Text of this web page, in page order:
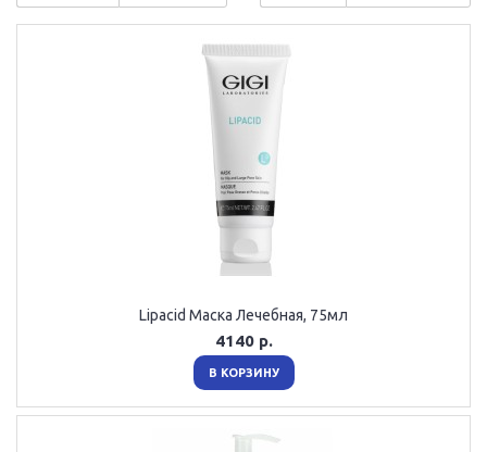
Lipacid Mаска Лечебная, 75мл
4140 р.
В КОРЗИНУ